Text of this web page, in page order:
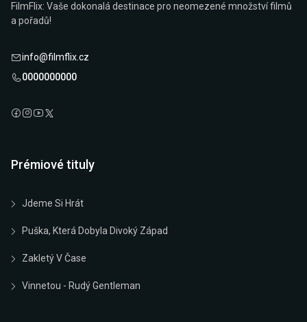
FilmFlix: Vaše dokonalá destinace pro neomezené množství filmů
a pořadů!
info@filmflix.cz
0000000000
Prémiové tituly
Jdeme Si Hrát
Puška, Která Dobyla Divoký Západ
Zakletý V Čase
Vinnetou - Rudý Gentleman